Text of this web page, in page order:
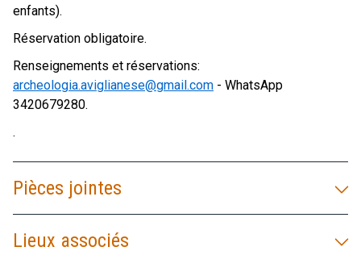
enfants).
Réservation obligatoire.
Renseignements et réservations:
archeologia.aviglianese@gmail.com - WhatsApp
3420679280.
.
Pièces jointes
Lieux associés